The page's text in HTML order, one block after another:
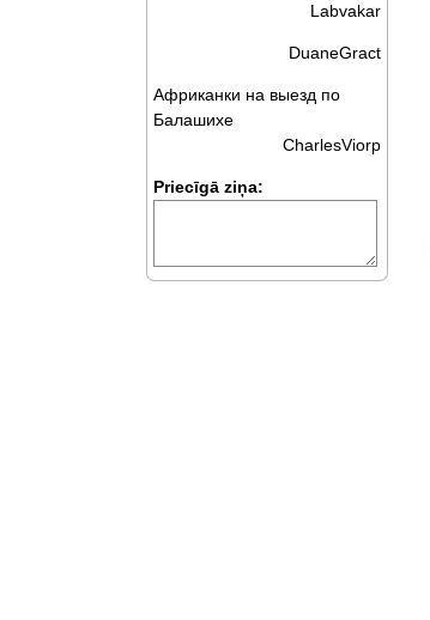
Labvakar
DuaneGract
Африканки на выезд по
Балашихе
CharlesViorp
Priecīgā ziņa: